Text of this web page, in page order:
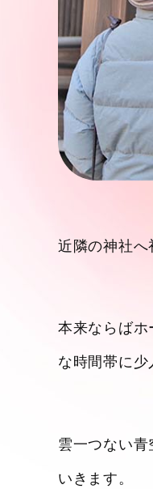
近隣の神社へ
本来ならばホ
な時間帯に少
雲一つない
いきます。